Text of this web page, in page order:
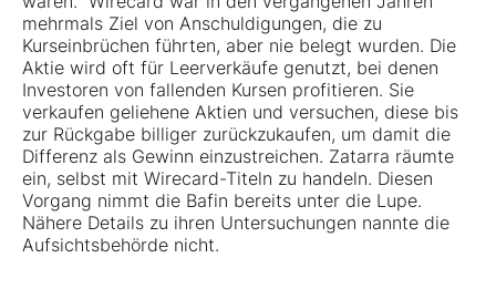
mehrmals Ziel von Anschuldigungen, die zu
Kurseinbrüchen führten, aber nie belegt wurden. Die
Aktie wird oft für Leerverkäufe genutzt, bei denen
Investoren von fallenden Kursen profitieren. Sie
verkaufen geliehene Aktien und versuchen, diese bis
zur Rückgabe billiger zurückzukaufen, um damit die
Differenz als Gewinn einzustreichen. Zatarra räumte
ein, selbst mit Wirecard-Titeln zu handeln. Diesen
Vorgang nimmt die Bafin bereits unter die Lupe.
Nähere Details zu ihren Untersuchungen nannte die
Aufsichtsbehörde nicht.